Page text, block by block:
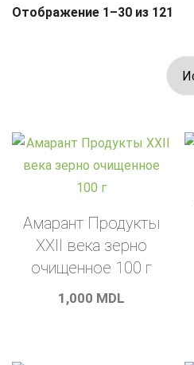
Отображение 1–30 из 121
Амарант Продукты
XXII века зерно
очищенное 100 г
1,000 MDL